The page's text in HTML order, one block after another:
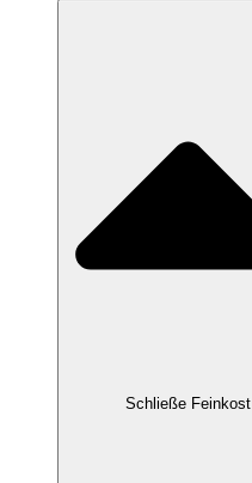
Schließe Feinkost